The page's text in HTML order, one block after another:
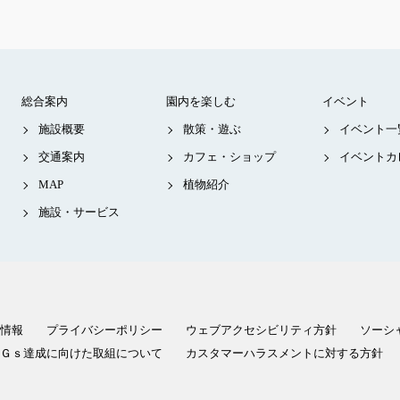
総合案内
施設概要
交通案内
MAP
施設・サービス
園内を楽しむ
散策・遊ぶ
カフェ・ショップ
植物紹介
イベント
イベント一
イベント
報 プライバシーポリシー ウェブアクセシビリティ方針
ソーシ
ｓ達成に向けた取組について
カスタマーハラスメントに対する方針